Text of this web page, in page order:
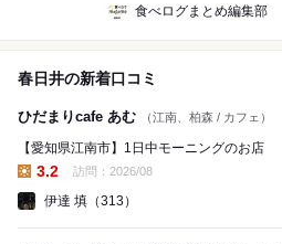
食べログまとめ編集部
春日井の新着口コミ
ひだまりcafe あむ （江南、柏森 / カフェ）
【愛知県江南市】1日中モーニングのお店
3.2 訪問：2026/08
伊達 填（313）